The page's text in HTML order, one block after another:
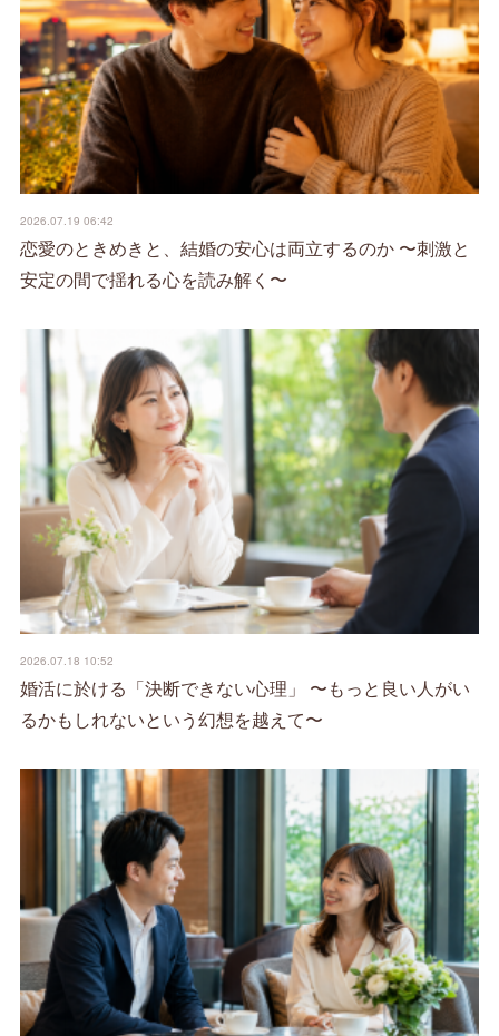
2026.07.19 06:42
恋愛のときめきと、結婚の安心は両立するのか 〜刺激と
安定の間で揺れる心を読み解く〜
2026.07.18 10:52
婚活に於ける「決断できない心理」 〜もっと良い人がい
るかもしれないという幻想を越えて〜